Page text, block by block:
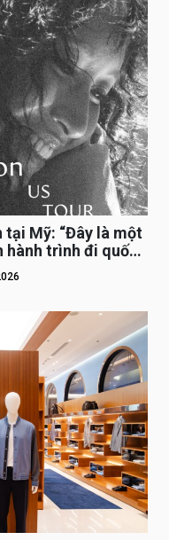
Mỹ: “Đây là một
trình đi quốc